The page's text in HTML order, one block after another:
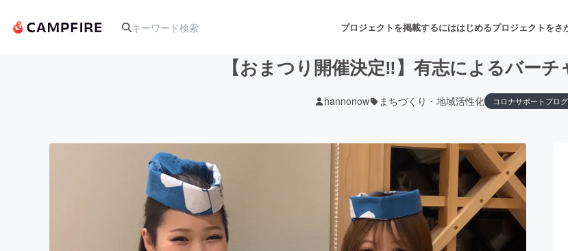
プロジェクトを掲載するにははじめるプロジェクトをさ
アート・写真 音楽 舞台・パフォ
テクノロジー・ガジェット ゲーム・サービス開発 フード・飲食
映像・映画 書籍・雑誌出版 アニメ・漫画
【おまつり開催決定‼】有志によるバー
hannonow まちづくり・地域活性化 コロナサポートプロ